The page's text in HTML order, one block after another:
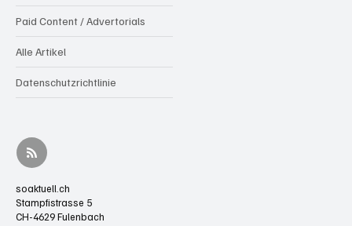
Paid Content / Advertorials
Alle Artikel
Datenschutzrichtlinie
soaktuell.ch
Stampfistrasse 5
CH-4629 Fulenbach